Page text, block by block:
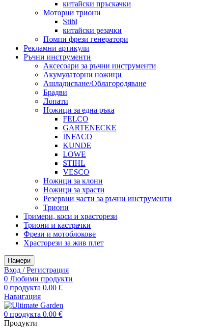
китайски пръскачки
Моторни триони
Stihl
китайски резачки
Помпи фрези генератори
Рекламни артикули
Ръчни инструменти
Аксесоари за ръчни инструменти
Акумулаторни ножици
Ашладисване/Облагородяване
Брадви
Лопати
Ножици за една ръка
FELCO
GARTENECKE
INFACO
KUNDE
LOWE
STIHL
VESCO
Ножици за клони
Ножици за храсти
Резервни части за ръчни инструменти
Триони
Тримери, коси и храсторези
Триони и кастрачки
Фрези и мотоблокове
Храсторези за жив плет
Намери
Вход / Регистрация
0 Любими продукти
0 продукта 0.00 €
Навигация
0 продукта 0.00 €
Продукти